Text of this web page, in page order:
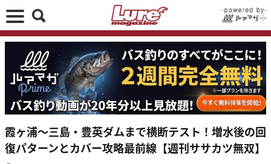
霞ヶ浦〜三島・豊英ダムまで横断テスト！増水後の回
復パターンとカバー攻略最前線【週刊ササカツ無双】